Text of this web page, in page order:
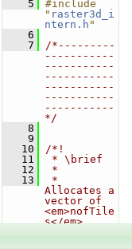
    5
#include
" raster3d_i
ntern.h "
    6
    7
/*---------
-----------
-----------
-----------
-----------
-----------
-----------
*/
    8
    9
   10
/*!
   11
* \brief
   12
*
   13
*
Allocates a
vector of
<em>nofTile
s</em>